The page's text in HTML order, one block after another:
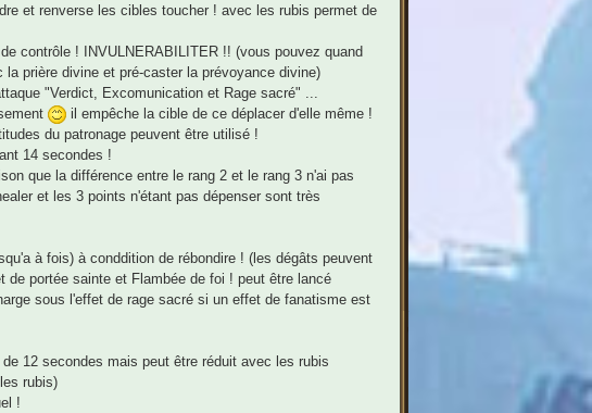
et renverse les cibles toucher ! avec les rubis permet de
contrôle ! INVULNERABILITER !! (vous pouvez quand
prière divine et pré-caster la prévoyance divine)
"Verdict, Excomunication et Rage sacré" ...
il empêche la cible de ce déplacer d'elle même !
du patronage peuvent être utilisé !
14 secondes !
que la différence entre le rang 2 et le rang 3 n'ai pas
et les 3 points n'étant pas dépenser sont très
à fois) à conddition de rébondire ! (les dégâts peuvent
portée sainte et Flambée de foi ! peut être lancé
sous l'effet de rage sacré si un effet de fanatisme est
12 secondes mais peut être réduit avec les rubis
rubis)
!